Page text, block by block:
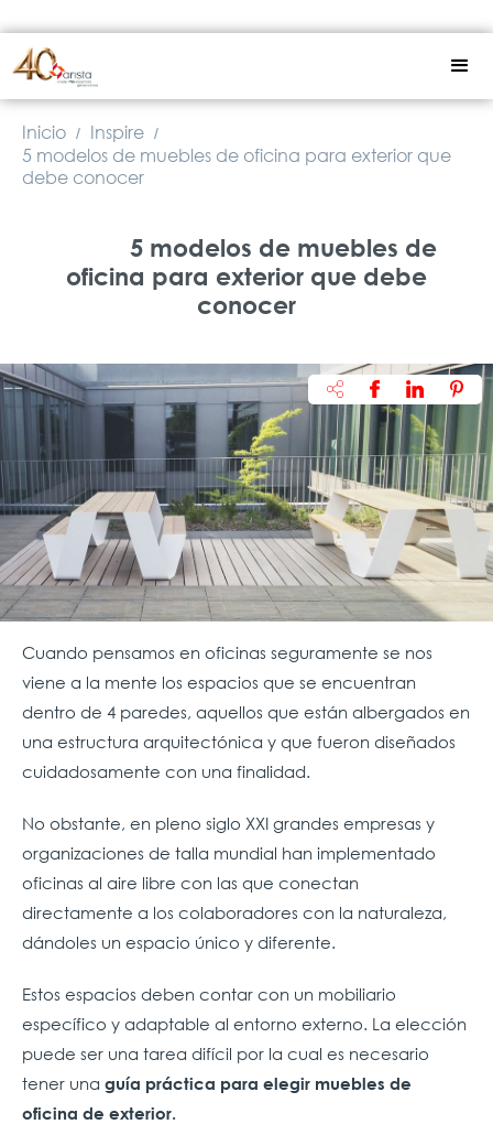
Inicio / Inspire /
5 modelos de muebles de oficina para exterior que
debe conocer
5 modelos de muebles de
oficina para exterior que debe
conocer
Cuando pensamos en oficinas seguramente se nos
viene a la mente los espacios que se encuentran
dentro de 4 paredes, aquellos que están albergados en
una estructura arquitectónica y que fueron diseñados
cuidadosamente con una finalidad.
No obstante, en pleno siglo XXI grandes empresas y
organizaciones de talla mundial han implementado
oficinas al aire libre con las que conectan
directamente a los colaboradores con la naturaleza,
dándoles un espacio único y diferente.
Estos espacios deben contar con un mobiliario
específico y adaptable al entorno externo. La elección
puede ser una tarea difícil por la cual es necesario
tener una guía práctica para elegir muebles de
oficina de exterior.